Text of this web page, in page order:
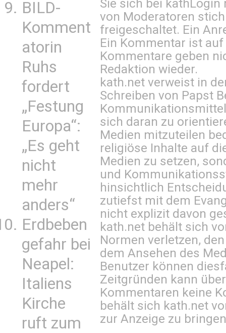
BILD-
Komment
atorin
Ruhs
fordert
„Festung
Europa“:
„Es geht
nicht
mehr
anders“
Erdbeben
gefahr bei
Neapel:
Italiens
Kirche
ruft zum
Sie sich bei kathLogin
von Moderatoren
freigeschaltet. Ein
Ein Kommentar ist
Kommentare geben
Redaktion wieder.
kath.net verweist in
Schreiben von Papst
sich daran zu
Medien mitzuteilen
religiöse Inhalte auf
Medien zu setzen,
und
hinsichtlich
zutiefst mit dem
nicht explizit davon
kath.net behält sich
Normen verletzen,
dem Ansehen des
Benutzer können
Zeitgründen kann
Kommentaren keine
behält sich kath.net
zur Anzeige zu